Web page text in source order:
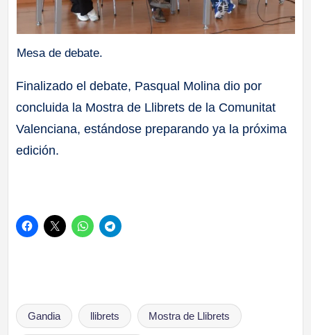
Mesa de debate.
Finalizado el debate, Pasqual Molina dio por
concluida la Mostra de Llibrets de la Comunitat
Valenciana, estándose preparando ya la próxima
edición.
Etiquetas:
Gandia llibrets Mostra de Llibrets